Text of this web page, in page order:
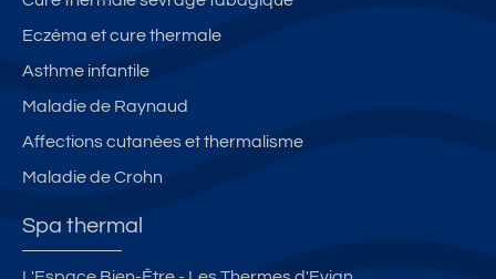
Eczéma et cure thermale
Asthme infantile
Maladie de Raynaud
Affections cutanées et thermalisme
Maladie de Crohn
Spa thermal